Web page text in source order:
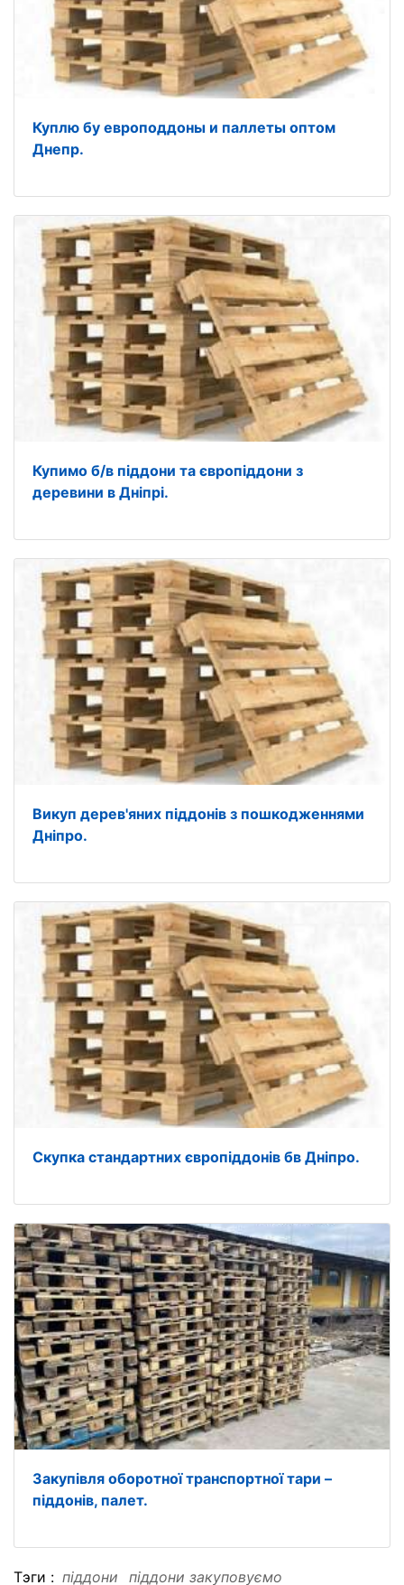
Куплю бу европоддоны и паллеты оптом
Днепр.
Купимо б/в піддони та європіддони з
деревини в Дніпрі.
Викуп дерев'яних піддонів з пошкодженнями
Дніпро.
Скупка стандартних європіддонів бв Дніпро.
Закупівля оборотної транспортної тари –
піддонів, палет.
Тэги : піддони піддони закуповуємо